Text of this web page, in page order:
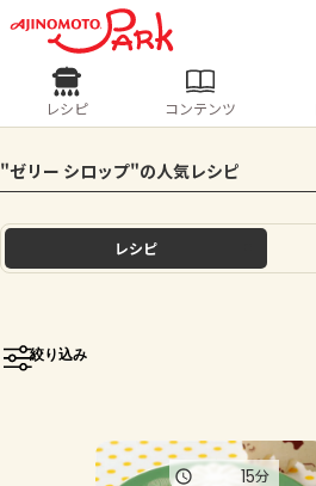
ログインするとレシピ
ログイン
ホーム
トーク
レシピ
人気の食材・レシピ
きゅうり なす トマト
レシピ コンテンツ
"ゼリー シロップ"の人気レシピ
レシピ
絞り込み
15分